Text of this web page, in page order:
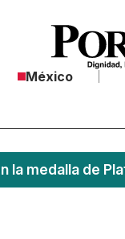
México
la medalla de